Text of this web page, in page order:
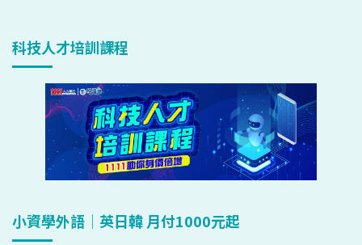
科技人才培訓課程
小資學外語｜英日韓 月付1000元起